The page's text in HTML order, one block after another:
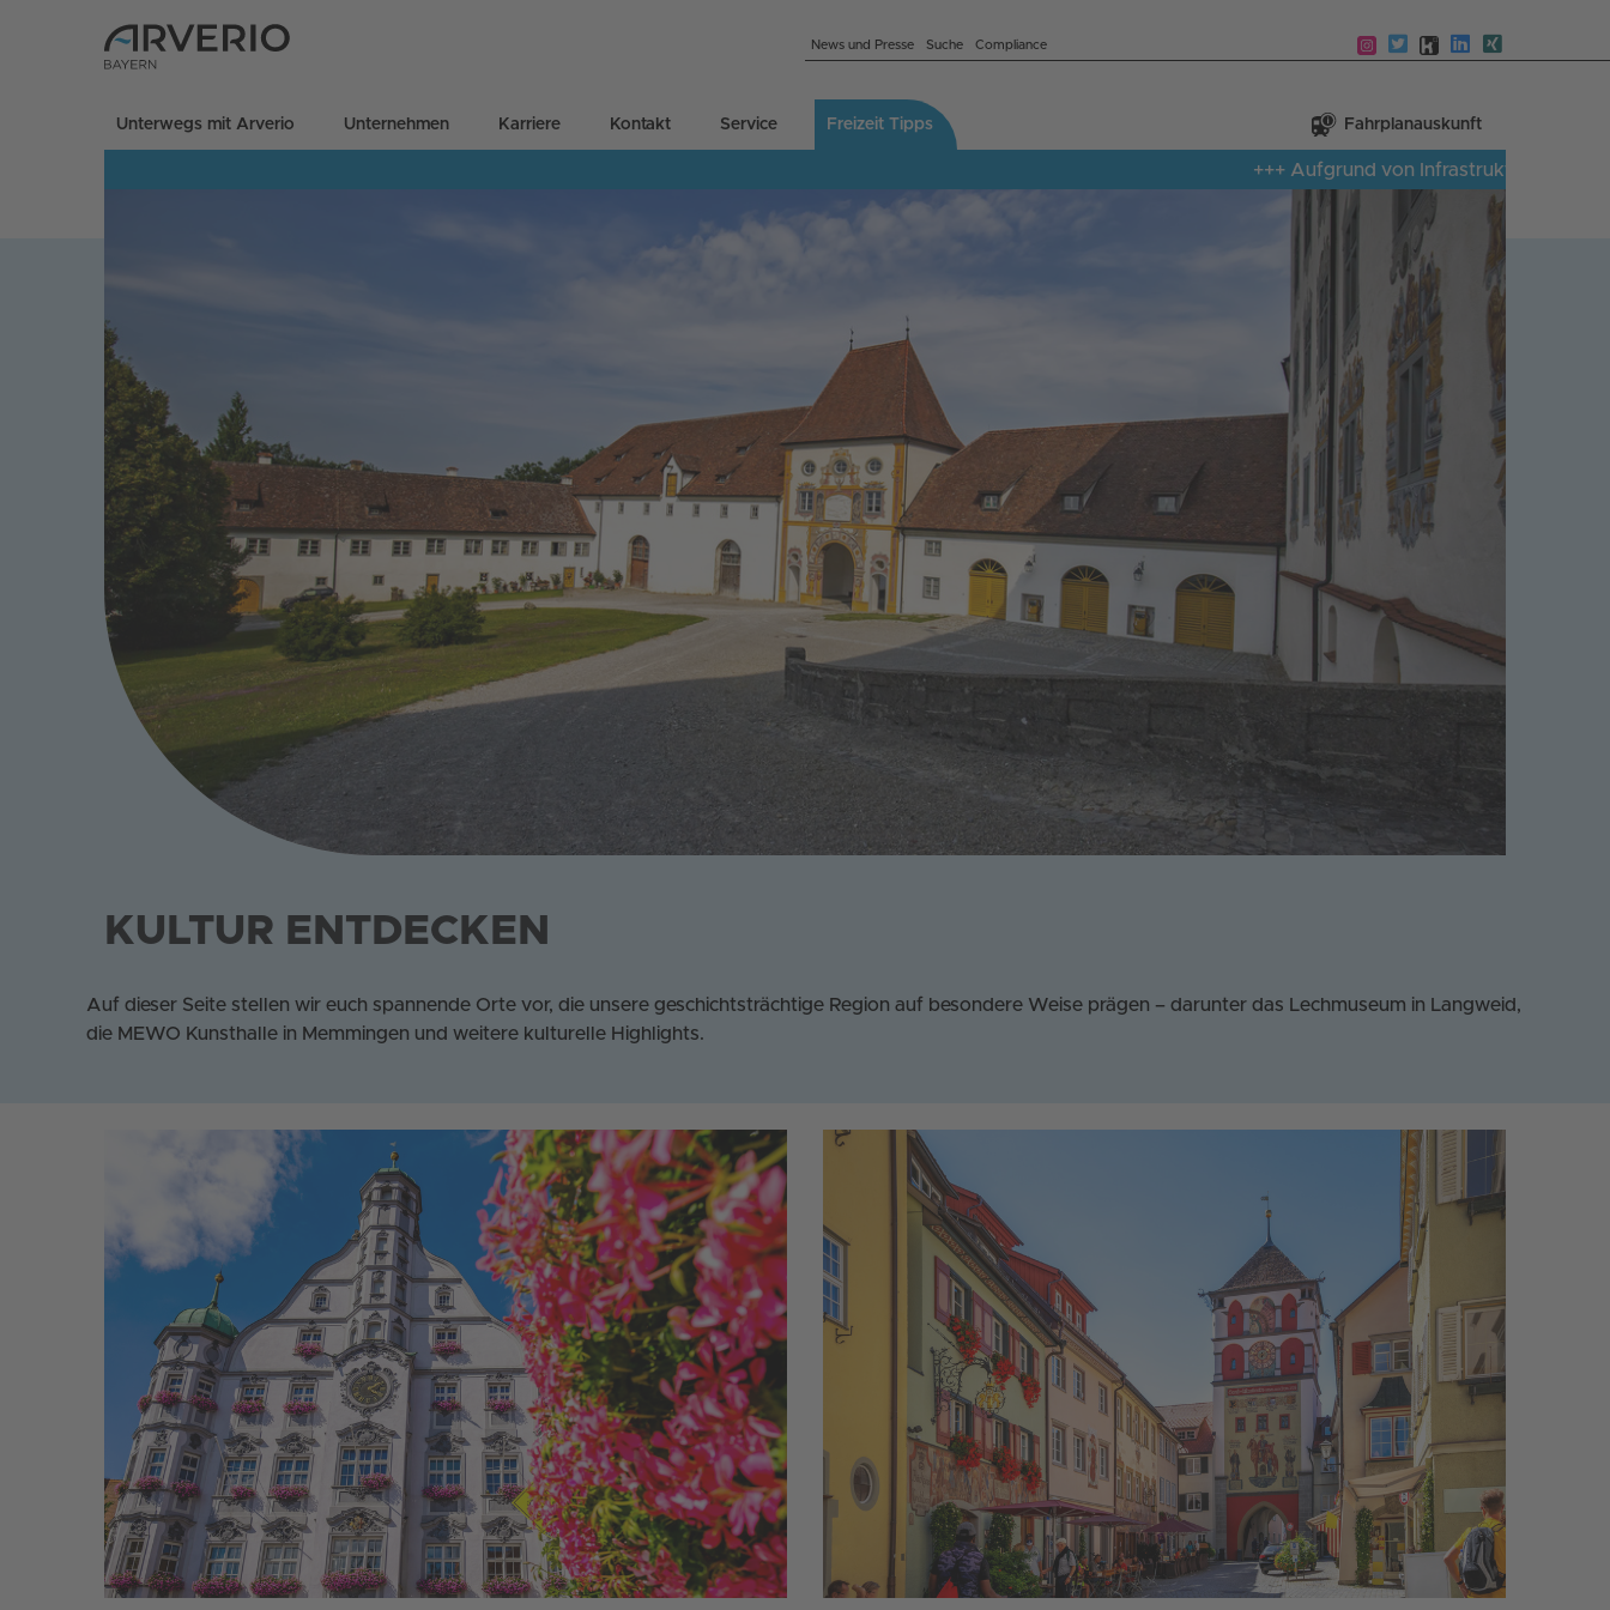
News und Presse Suche Compliance
Unterwegs mit Arverio Unternehmen Karriere Kontakt Service Freizeit Tipps Fahrplanauskunft
+++ Aufgrund von Infrastrukturmangel ist
KULTUR ENTDECKEN
Auf dieser Seite stellen wir euch spannende Orte vor, die unsere geschichtsträchtige Region auf besondere Weise prägen – darunter das Lechmuseum in Langweid,
die MEWO Kunsthalle in Memmingen und weitere kulturelle Highlights.